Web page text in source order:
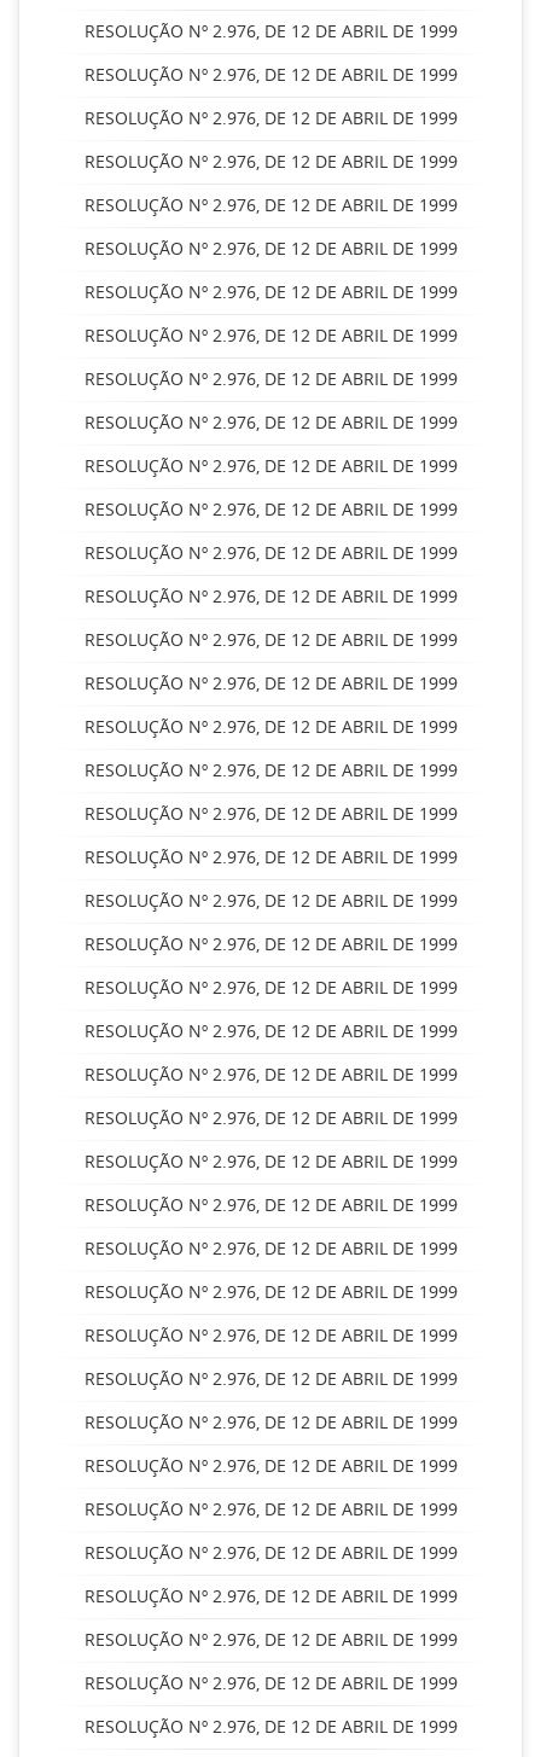
RESOLUÇÃO Nº 2.976, DE 12 DE ABRIL DE 1999
RESOLUÇÃO Nº 2.976, DE 12 DE ABRIL DE 1999
RESOLUÇÃO Nº 2.976, DE 12 DE ABRIL DE 1999
RESOLUÇÃO Nº 2.976, DE 12 DE ABRIL DE 1999
RESOLUÇÃO Nº 2.976, DE 12 DE ABRIL DE 1999
RESOLUÇÃO Nº 2.976, DE 12 DE ABRIL DE 1999
RESOLUÇÃO Nº 2.976, DE 12 DE ABRIL DE 1999
RESOLUÇÃO Nº 2.976, DE 12 DE ABRIL DE 1999
RESOLUÇÃO Nº 2.976, DE 12 DE ABRIL DE 1999
RESOLUÇÃO Nº 2.976, DE 12 DE ABRIL DE 1999
RESOLUÇÃO Nº 2.976, DE 12 DE ABRIL DE 1999
RESOLUÇÃO Nº 2.976, DE 12 DE ABRIL DE 1999
RESOLUÇÃO Nº 2.976, DE 12 DE ABRIL DE 1999
RESOLUÇÃO Nº 2.976, DE 12 DE ABRIL DE 1999
RESOLUÇÃO Nº 2.976, DE 12 DE ABRIL DE 1999
RESOLUÇÃO Nº 2.976, DE 12 DE ABRIL DE 1999
RESOLUÇÃO Nº 2.976, DE 12 DE ABRIL DE 1999
RESOLUÇÃO Nº 2.976, DE 12 DE ABRIL DE 1999
RESOLUÇÃO Nº 2.976, DE 12 DE ABRIL DE 1999
RESOLUÇÃO Nº 2.976, DE 12 DE ABRIL DE 1999
RESOLUÇÃO Nº 2.976, DE 12 DE ABRIL DE 1999
RESOLUÇÃO Nº 2.976, DE 12 DE ABRIL DE 1999
RESOLUÇÃO Nº 2.976, DE 12 DE ABRIL DE 1999
RESOLUÇÃO Nº 2.976, DE 12 DE ABRIL DE 1999
RESOLUÇÃO Nº 2.976, DE 12 DE ABRIL DE 1999
RESOLUÇÃO Nº 2.976, DE 12 DE ABRIL DE 1999
RESOLUÇÃO Nº 2.976, DE 12 DE ABRIL DE 1999
RESOLUÇÃO Nº 2.976, DE 12 DE ABRIL DE 1999
RESOLUÇÃO Nº 2.976, DE 12 DE ABRIL DE 1999
RESOLUÇÃO Nº 2.976, DE 12 DE ABRIL DE 1999
RESOLUÇÃO Nº 2.976, DE 12 DE ABRIL DE 1999
RESOLUÇÃO Nº 2.976, DE 12 DE ABRIL DE 1999
RESOLUÇÃO Nº 2.976, DE 12 DE ABRIL DE 1999
RESOLUÇÃO Nº 2.976, DE 12 DE ABRIL DE 1999
RESOLUÇÃO Nº 2.976, DE 12 DE ABRIL DE 1999
RESOLUÇÃO Nº 2.976, DE 12 DE ABRIL DE 1999
RESOLUÇÃO Nº 2.976, DE 12 DE ABRIL DE 1999
RESOLUÇÃO Nº 2.976, DE 12 DE ABRIL DE 1999
RESOLUÇÃO Nº 2.976, DE 12 DE ABRIL DE 1999
RESOLUÇÃO Nº 2.976, DE 12 DE ABRIL DE 1999